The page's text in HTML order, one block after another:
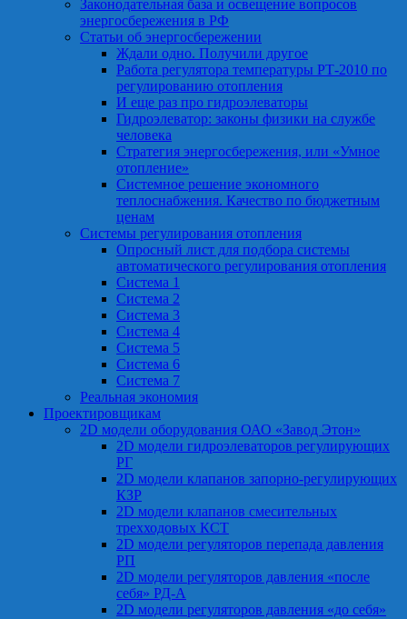
Законодательная база и освещение вопросов
энергосбережения в РФ
Статьи об энергосбережении
Ждали одно. Получили другое
Работа регулятора температуры РТ-2010 по
регулированию отопления
И еще раз про гидроэлеваторы
Гидроэлеватор: законы физики на службе
человека
Стратегия энергосбережения, или «Умное
отопление»
Системное решение экономного
теплоснабжения. Качество по бюджетным
ценам
Системы регулирования отопления
Опросный лист для подбора системы
автоматического регулирования отопления
Система 1
Система 2
Система 3
Система 4
Система 5
Система 6
Система 7
Реальная экономия
Проектировщикам
2D модели оборудования ОАО «Завод Этон»
2D модели гидроэлеваторов регулирующих
РГ
2D модели клапанов запорно-регулирующих
КЗР
2D модели клапанов смесительных
трехходовых КСТ
2D модели регуляторов перепада давления
РП
2D модели регуляторов давления «после
себя» РД-А
2D модели регуляторов давления «до себя»